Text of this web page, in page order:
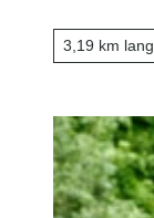
3,19 km lang